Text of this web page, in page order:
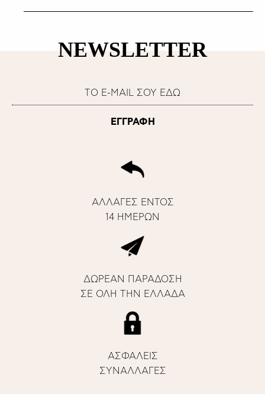
NEWSLETTER
ΑΛΛΑΓΕΣ ΕΝΤΟΣ
14 ΗΜΕΡΩΝ
ΔΩΡΕΑΝ ΠΑΡΑΔΟΣΗ
ΣΕ ΟΛΗ ΤΗΝ ΕΛΛΑΔΑ
ΑΣΦΑΛΕΙΣ
ΣΥΝΑΛΛΑΓΕΣ